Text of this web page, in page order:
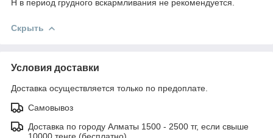
Н в период грудного вскармливания не рекомендуется.
Скрыть
Условия доставки
Доставка осуществляется только по предоплате.
Самовывоз
Доставка по городу Алматы 1500 - 2500 тг, если свыше
10000 тенге (бесплатно)